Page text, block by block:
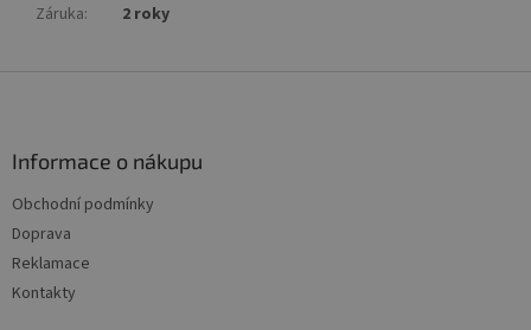
Záruka: 2 roky
Informace o nákupu
Obchodní podmínky
Doprava
Reklamace
Kontakty